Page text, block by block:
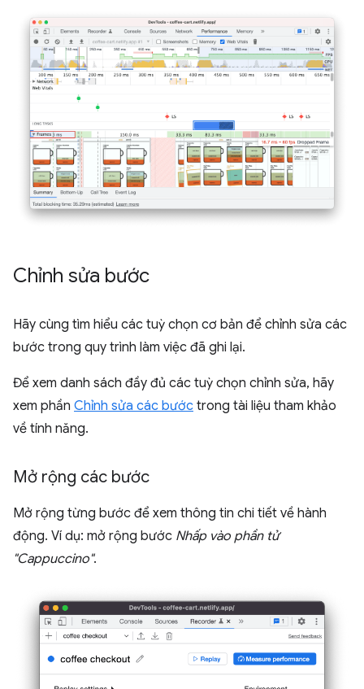
Chỉnh sửa bước
Hãy cùng tìm hiểu các tuỳ chọn cơ bản để chỉnh sửa các
bước trong quy trình làm việc đã ghi lại.
Để xem danh sách đầy đủ các tuỳ chọn chỉnh sửa, hãy
xem phần Chỉnh sửa các bước trong tài liệu tham khảo
về tính năng.
Mở rộng các bước
Mở rộng từng bước để xem thông tin chi tiết về hành
động. Ví dụ: mở rộng bước Nhấp vào phần tử
"Cappuccino".